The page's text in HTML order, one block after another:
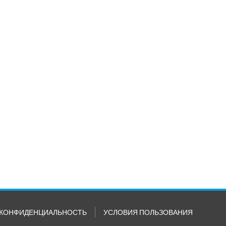
КОНФИДЕНЦИАЛЬНОСТЬ УСЛОВИЯ ПОЛЬЗОВАНИЯ